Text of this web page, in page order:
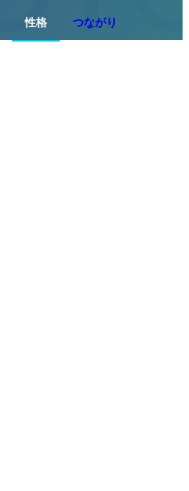
性格 つながり